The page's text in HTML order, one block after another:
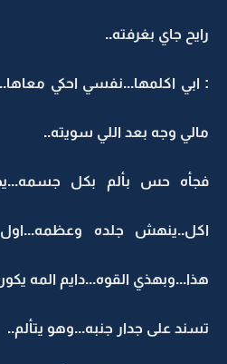
رايح جاي بغرفته..
: ابي اكلمها...نفسي احكي
مالي وجه بعد اللي سويته..
فجأه حس بألم بكل
اكل..ينهش جلده
هذا...وبهذي القوه...دايم المه
تسند على جدار جنبه...وهو يتألم..